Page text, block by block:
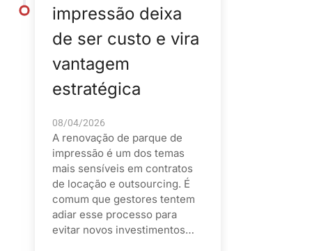
impressão deixa
de ser custo e vira
vantagem
estratégica
08/04/2026
A renovação de parque de
impressão é um dos temas
mais sensíveis em contratos
de locação e outsourcing. É
comum que gestores tentem
adiar esse processo para
evitar novos investimentos…